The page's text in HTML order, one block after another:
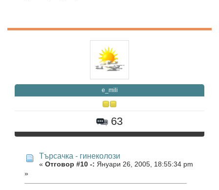
e_mili
63
Търсачка - гинеколози
« Отговор #10 -: Януари 26, 2005, 18:55:34 pm
»